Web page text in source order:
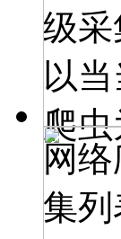
级
以
爬
网
集